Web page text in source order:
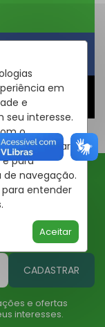
em
e
interesse.
o
para
para
navegação.
para entender
Aceitar
ofertas da JBA
CADASTRAR
e ofertas
interesses.